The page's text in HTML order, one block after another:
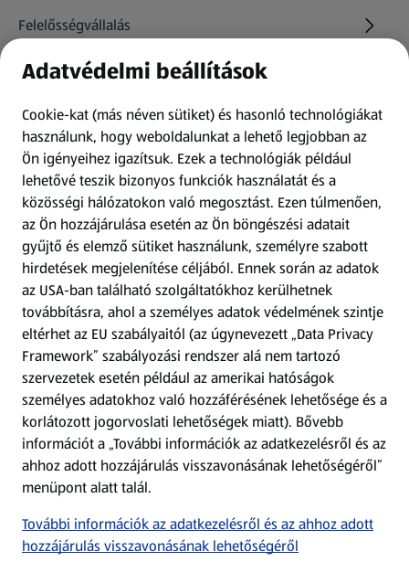
Felelősségvállalás
Információk
Kérdőív
Fizetési lehetőségek
ALDI utalványok
Árcsökkentés
Adattörlő alkalmazás
Szervizpont
(új oldalon nyílik meg)
Fedezz fel minket az interneten!
Töltsd le az ALDI Magyarország applikációt!
Adatvédelmi beállítások
Cookie-kat (más néven sütiket) és hasonló technológiákat
használunk, hogy weboldalunkat a lehető legjobban az
Ön igényeihez igazítsuk. Ezek a technológiák például
lehetővé teszik bizonyos funkciók használatát és a
közösségi hálózatokon való megosztást. Ezen túlmenően,
az Ön hozzájárulása esetén az Ön böngészési adatait
gyűjtő és elemző sütiket használunk, személyre szabott
hirdetések megjelenítése céljából. Ennek során az adatok
az USA-ban található szolgáltatókhoz kerülhetnek
továbbításra, ahol a személyes adatok védelmének szintje
eltérhet az EU szabályaitól (az úgynevezett „Data Privacy
Framework” szabályozási rendszer alá nem tartozó
szervezetek esetén például az amerikai hatóságok
személyes adatokhoz való hozzáférésének lehetősége és a
korlátozott jogorvoslati lehetőségek miatt). Bővebb
információt a „További információk az adatkezelésről és az
ahhoz adott hozzájárulás visszavonásának lehetőségéről”
menüpont alatt talál.
További információk az adatkezelésről és az ahhoz adott
hozzájárulás visszavonásának lehetőségéről